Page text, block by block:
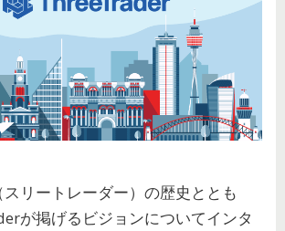
リートレーダー）の歴史ととも
が掲げるビジョンについてインタ